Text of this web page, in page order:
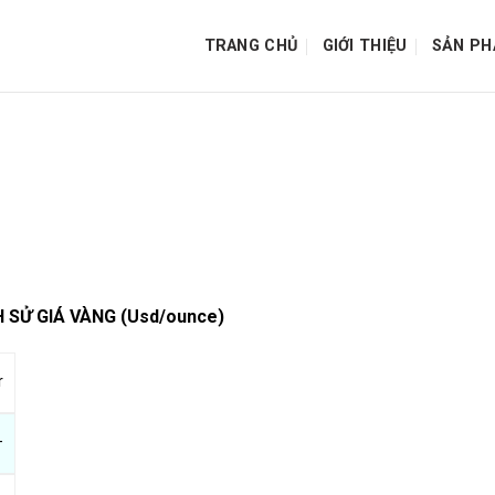
TRANG CHỦ GIỚI THIỆU SẢN
SỬ GIÁ VÀNG (Usd/ounce)